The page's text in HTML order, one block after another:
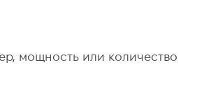
мощность или количество